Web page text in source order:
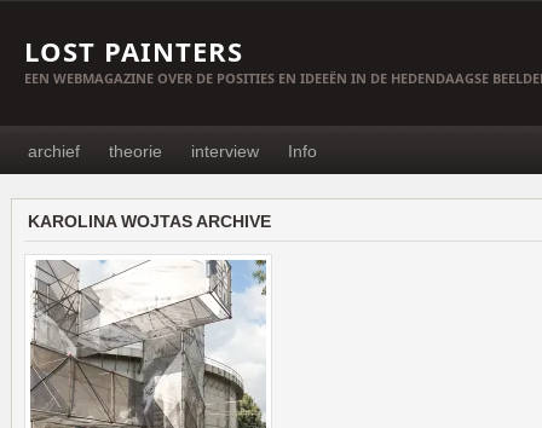
LOST PAINTERS
EEN WEBMAGAZINE OVER DE POSITIES EN IDEEËN IN DE HEDENDAAGSE
archief theorie interview Info
KAROLINA WOJTAS ARCHIVE